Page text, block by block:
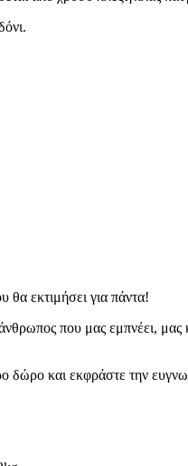
εκτιμήσει για πάντα!
που μας εμπνέει,
δώρο και εκφράστε την